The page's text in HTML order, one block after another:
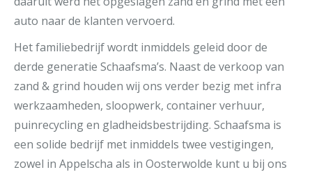
auto naar de klanten vervoerd.
Het familiebedrijf wordt inmiddels geleid door de
derde generatie Schaafsma’s. Naast de verkoop van
zand & grind houden wij ons verder bezig met infra
werkzaamheden, sloopwerk, container verhuur,
puinrecycling en gladheidsbestrijding. Schaafsma is
een solide bedrijf met inmiddels twee vestigingen,
zowel in Appelscha als in Oosterwolde kunt u bij ons